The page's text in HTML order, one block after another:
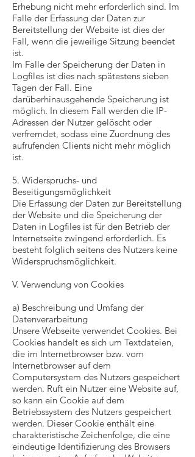
Erhebung nicht mehr erforderlich sind. Im
Falle der Erfassung der Daten zur
Bereitstellung der Website ist dies der
Fall, wenn die jeweilige Sitzung beendet
ist.
Im Falle der Speicherung der Daten in
Logfiles ist dies nach spätestens sieben
Tagen der Fall. Eine
darüberhinausgehende Speicherung ist
möglich. In diesem Fall werden die IP-
Adressen der Nutzer gelöscht oder
verfremdet, sodass eine Zuordnung des
aufrufenden Clients nicht mehr möglich
ist.
5. Widerspruchs- und
Beseitigungsmöglichkeit
Die Erfassung der Daten zur Bereitstellung
der Website und die Speicherung der
Daten in Logfiles ist für den Betrieb der
Internetseite zwingend erforderlich. Es
besteht folglich seitens des Nutzers keine
Widerspruchsmöglichkeit.
V. Verwendung von Cookies
a) Beschreibung und Umfang der
Datenverarbeitung
Unsere Webseite verwendet Cookies. Bei
Cookies handelt es sich um Textdateien,
die im Internetbrowser bzw. vom
Internetbrowser auf dem
Computersystem des Nutzers gespeichert
werden. Ruft ein Nutzer eine Website auf,
so kann ein Cookie auf dem
Betriebssystem des Nutzers gespeichert
werden. Dieser Cookie enthält eine
charakteristische Zeichenfolge, die eine
eindeutige Identifizierung des Browsers